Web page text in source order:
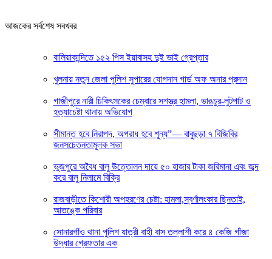
আজকের সর্বশেষ সবখবর
বালিয়াকান্দিতে ১৫২ পিস ইয়াবাসহ দুই ভাই গ্রেপ্তার
খুলনায় নতুন জেলা পুলিশ সুপারের যোগদান গার্ড অফ অনার প্রদান
গাজীপুরে নারী চিকিৎসকের চেম্বারে সশস্ত্র হামলা, ভাঙচুর-লুটপাট ও
হত্যাচেষ্টা থানায় অভিযোগ
সীমান্ত হবে নিরাপদ, অপরাধ হবে শূন্য”— বাবুছড়া ৭ বিজিবির
জনসচেতনতামূলক সভা
ভুজপুরে অবৈধ বালু উত্তোলন দায়ে ৫০ হাজার টাকা জরিমানা এবং জব্দ
করে বালু নিলামে বিক্রি
রাজবাড়ীতে কিশোরী অপহরণের চেষ্টা: হামলা,স্বর্ণালংকার ছিনতাই,
আতঙ্কে পরিবার
সোনারগাঁও থানা পুলিশ যাত্রী বাহী বাস তল্লাশী করে ৪ কেজি গাঁজা
উদ্ধার গ্রেফতার এক